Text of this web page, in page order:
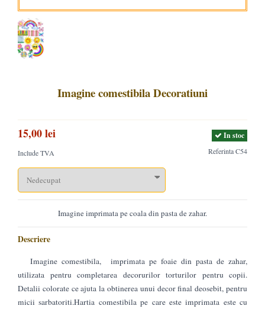
Imagine comestibila Decoratiuni
ReferintaC54
In stoc
15,00 lei
Include TVA
Imagine imprimata pe coala din pasta de zahar.
Descriere
Imagine comestibila, imprimata pe foaie din pasta de zahar,
utilizata pentru completarea decorurilor torturilor pentru copii.
Detalii colorate ce ajuta la obtinerea unui decor final deosebit, pentru
micii sarbatoriti.Hartia comestibila pe care este imprimata este cu